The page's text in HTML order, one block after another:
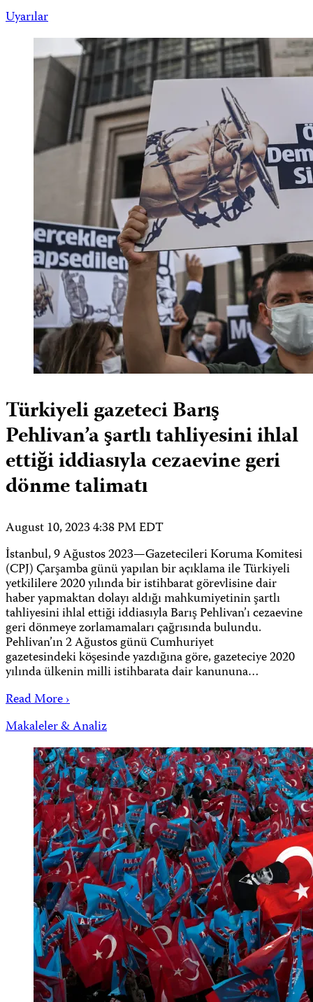
Uyarılar
Türkiyeli gazeteci Barış
Pehlivan’a şartlı tahliyesini ihlal
ettiği iddiasıyla cezaevine geri
dönme talimatı
August 10, 2023 4:38 PM EDT
İstanbul, 9 Ağustos 2023—Gazetecileri Koruma Komitesi
(CPJ) Çarşamba günü yapılan bir açıklama ile Türkiyeli
yetkililere 2020 yılında bir istihbarat görevlisine dair
haber yapmaktan dolayı aldığı mahkumiyetinin şartlı
tahliyesini ihlal ettiği iddiasıyla Barış Pehlivan’ı cezaevine
geri dönmeye zorlamamaları çağrısında bulundu.
Pehlivan’ın 2 Ağustos günü Cumhuriyet
gazetesindeki köşesinde yazdığına göre, gazeteciye 2020
yılında ülkenin milli istihbarata dair kanununa…
Read More ›
Makaleler & Analiz